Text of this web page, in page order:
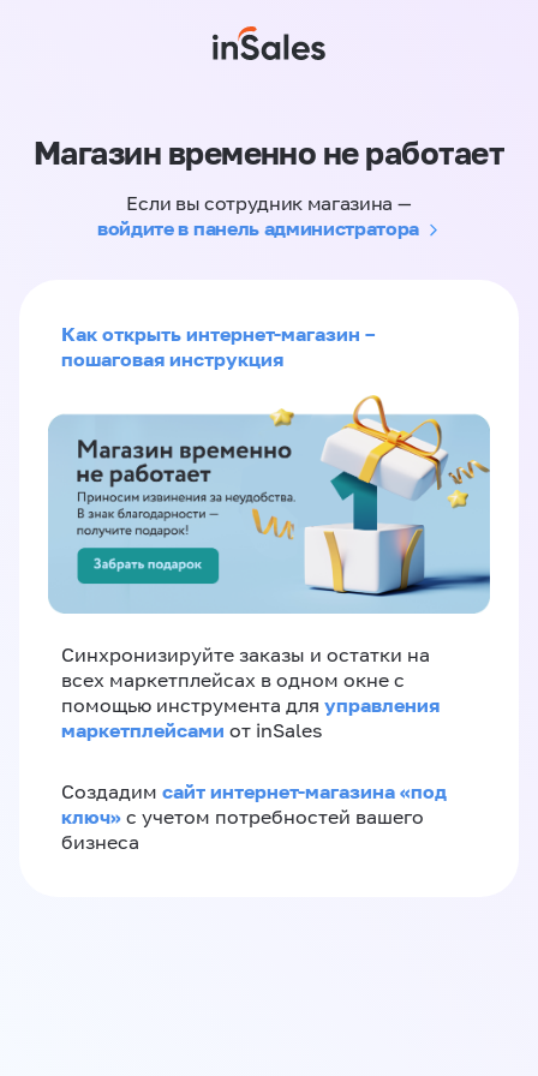
Магазин временно не работает
Если вы сотрудник магазина —
войдите в панель администратора
Как открыть интернет-магазин –
пошаговая инструкция
Синхронизируйте заказы и остатки на
всех маркетплейсах в одном окне с
помощью инструмента для управления
маркетплейсами от inSales
Создадим сайт интернет-магазина «под
ключ» с учетом потребностей вашего
бизнеса